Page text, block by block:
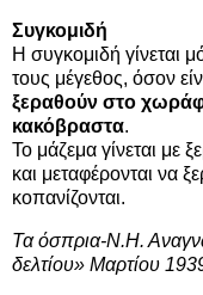
Συγκομιδή
Η συγκομιδή γίνεται
τους μέγεθος, όσον
ξεραθούν στο
κακόβραστα.
Το μάζεμα γίνεται με
και μεταφέρονται να
κοπανίζονται.
Τα όσπρια-Ν.Η.
δελτίου» Μαρτίου